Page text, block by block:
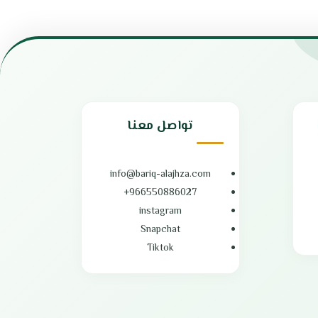
والخضروات
قاعدة مصممة بشكل مضاد للانزلاق
مطاحن خلط مختلفة السرعات
محرك قوي يمكنه التعامل مع الفواكه والخضروات
الضمان الشامل : عامين
تواصل معنا
info@bariq-alajhza.com
966550886027+
instagram
Snapchat
Tiktok